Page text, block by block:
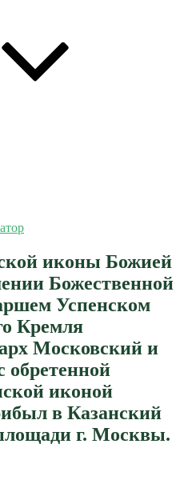
иконы Божией
Божественной
Успенском
Кремля
Московский и
обретенной
иконой
в Казанский
г. Москвы.